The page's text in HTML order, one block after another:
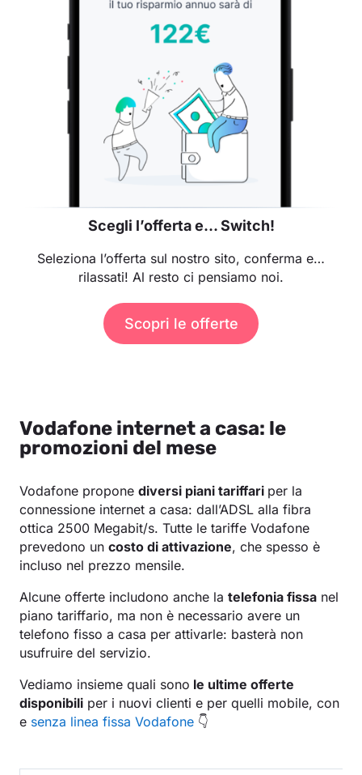
Scegli l’offerta e… Switch!
Seleziona l’offerta sul nostro sito, conferma e…
rilassati! Al resto ci pensiamo noi.
Scopri le offerte
Vodafone internet a casa: le
promozioni del mese
Vodafone propone diversi piani tariffari per la
connessione internet a casa: dall’ADSL alla fibra
ottica 2500 Megabit/s. Tutte le tariffe Vodafone
prevedono un costo di attivazione, che spesso è
incluso nel prezzo mensile.
Alcune offerte includono anche la telefonia fissa nel
piano tariffario, ma non è necessario avere un
telefono fisso a casa per attivarle: basterà non
usufruire del servizio.
Vediamo insieme quali sono le ultime offerte
disponibili per i nuovi clienti e per quelli mobile, con
e senza linea fissa Vodafone 👇